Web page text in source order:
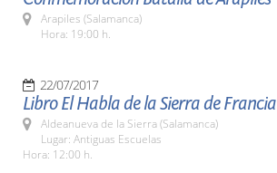
Arapiles (Salamanca)
Hora: 19:00 h.
22/07/2017
Libro El Habla de la Sierra de Francia
Aldeanueva de la Sierra (Salamanca)
Lugar: Antiguas Escuelas
Hora: 12:00 h.